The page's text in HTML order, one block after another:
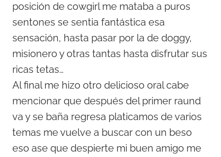
posición de cowgirl me mataba a puros
sentones se sentia fantástica esa
sensación, hasta pasar por la de doggy,
misionero y otras tantas hasta disfrutar sus
ricas tetas…
Al final me hizo otro delicioso oral cabe
mencionar que después del primer raund
va y se baña regresa platicamos de varios
temas me vuelve a buscar con un beso
eso ase que despierte mi buen amigo me